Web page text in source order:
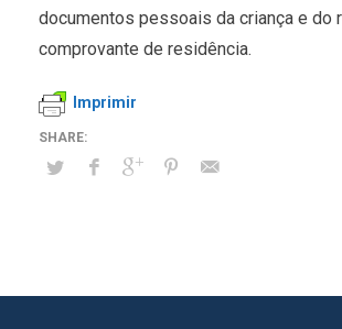
documentos pessoais da criança e do
comprovante de residência.
Imprimir